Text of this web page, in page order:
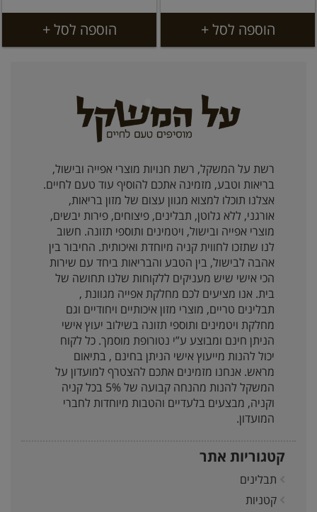
הוספה לסל + הוספה לסל +
רשת על המשקל, רשת חנויות מוצרי אפייה ובישול,
בריאות וטבע, מזמינה אתכם להוסיף עוד טעם לחיים.
אצלנו תוכלו למצוא מגוון עצום של מזון בריאות,
אורגני, ללא גלוטן, תבלינים, פיצוחים, פירות יבשים,
מוצרי אפייה ובישול, ויטמינים ותוספי תזונה. חשוב
לנו שתזכו לחווית קניה מיוחדת ואיכותית. החיבור בין
אהבה לבישול, בין הטבע והבריאות ביחד עם שירות
הכי אישי שיש מעניקים ללקוחות שלנו תחושה של
בית. אנו מציעים לכם מחלקת אפייה מגוונת ,
תבלינים טריים, מוצרי מזון איכותיים ויחודיים וגם
מחלקת ויטמינים ותוספי תזונה בשילוב יעוץ אישי
הניתן חינם ומבוצע ע”י נטורופת מוסמך. כל לקוח
יכול להנות מייעוץ אישי הניתן בחינם , בתיאום
מראש. אנחנו מזמינים אתכם להצטרף למועדון על
המשקל להנות מהנחה קבועה של 5% בכל קניה
וקניה, מבצעים בלעדיים והטבות מיוחדות לחברי
המועדון.
קטגוריות אתר
תבלינים
קטניות